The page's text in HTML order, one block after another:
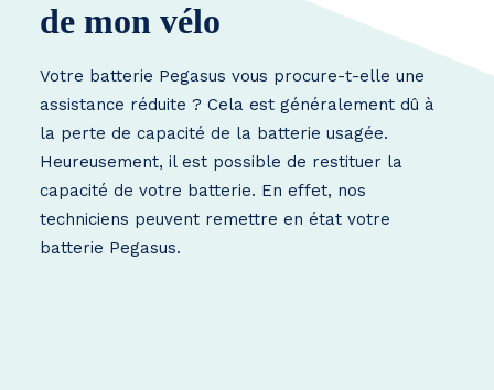
de mon vélo
Votre batterie Pegasus vous procure-t-elle une
assistance réduite ? Cela est généralement dû à
la perte de capacité de la batterie usagée.
Heureusement, il est possible de restituer la
capacité de votre batterie. En effet, nos
techniciens peuvent remettre en état votre
batterie Pegasus.